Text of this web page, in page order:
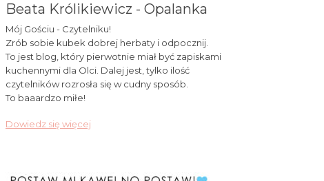
Beata Królikiewicz - Opalanka
Mój Gościu - Czytelniku!
Zrób sobie kubek dobrej herbaty i odpocznij.
To jest blog, który pierwotnie miał być zapiskami
kuchennymi dla Olci. Dalej jest, tylko ilość
czytelników rozrosła się w cudny sposób.
To baaardzo miłe!
Dowiedz się więcej